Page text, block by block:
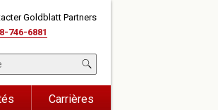
Goldblatt Partners
746-6881
Carrières